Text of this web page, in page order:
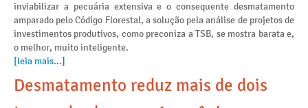
inviabilizar a pecuária extensiva e o consequente desmatamento
amparado pelo Código Florestal, a solução pela análise de projetos de
investimentos produtivos, como preconiza a TSB, se mostra barata e,
o melhor, muito inteligente.
[leia mais...]
Desmatamento reduz mais de dois